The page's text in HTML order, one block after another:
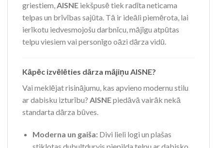
griestiem,AISNE iekšpusē tiek radīta neticama
telpas un brīvības sajūta. Tā ir ideāli piemērota, lai
ierīkotu iedvesmojošu darbnīcu, mājīgu atpūtas
telpu viesiem vai personīgo oāzi dārza vidū.
Kāpēc izvēlēties dārza mājiņu AISNE?
Vai meklējat risinājumu, kas apvieno modernu stilu
ar dabisku izturību? AISNEpiedāvā vairāk nekā
standarta dārza būves.
Moderna un gaiša:Divi lieli logi un plašas